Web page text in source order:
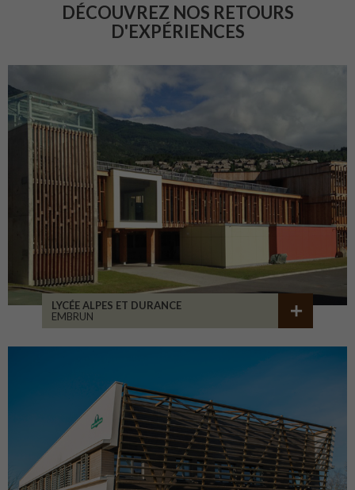
DÉCOUVREZ NOS RETOURS
D'EXPÉRIENCES
LYCÉE ALPES ET DURANCE
EMBRUN